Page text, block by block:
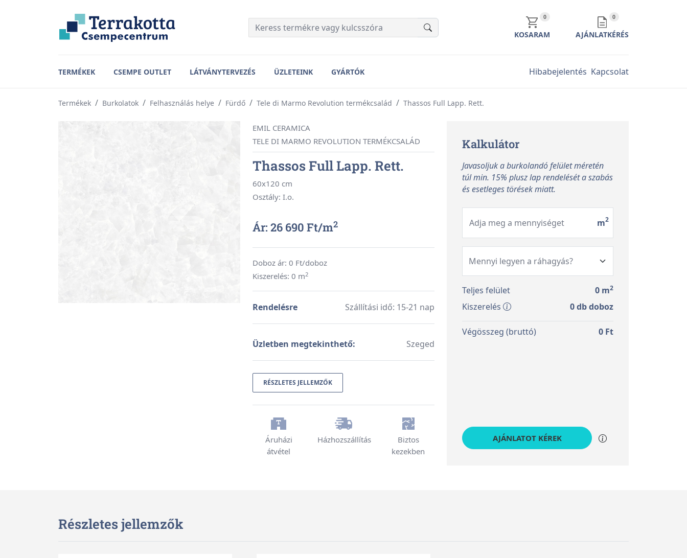
0KOSÁR TARTALMA
KOSARAM
0AJÁNLATKÉRÉS TARTALMA
AJÁNLATKÉRÉS
TERMÉKEK CSEMPE OUTLET LÁTVÁNYTERVEZÉS ÜZLETEINK GYÁRTÓK Hibabejelentés Kapcsolat
Termékek Burkolatok Felhasználás helye Fürdő Tele di Marmo Revolution termékcsalád Thassos Full Lapp. Rett.
EMIL CERAMICA
TELE DI MARMO REVOLUTION TERMÉKCSALÁD
Thassos Full Lapp. Rett.
60x120 cm
Osztály: I.o.
Ár: 26 690 Ft/m2
Doboz ár: 0 Ft/doboz
Kiszerelés: 0 m2
Rendelésre Szállítási idő: 15-21 nap
Üzletben megtekinthető: Szeged
RÉSZLETES JELLEMZŐK
Áruházi
átvétel
Házhozszállítás
Biztos
kezekben
Kalkulátor
Javasoljuk a burkolandó felület méretén
túl min. 15% plusz lap rendelését a szabás
és esetleges törések miatt.
Adja meg a mennyiséget m2
Teljes felület 0 m2
Kiszerelés 0db doboz
Végösszeg (bruttó) 0 Ft
AJÁNLATOT KÉREK
Részletes jellemzők